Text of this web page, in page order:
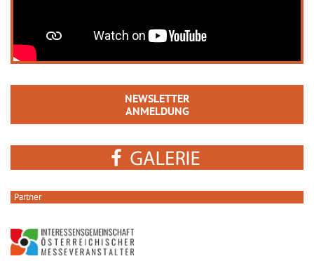
NEWSLETTER
ANMELDUNG
Partner